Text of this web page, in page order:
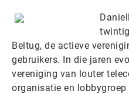
Beltug, de actieve
gebruikers. In die jaren
vereniging van louter
organisatie en lobbygroep